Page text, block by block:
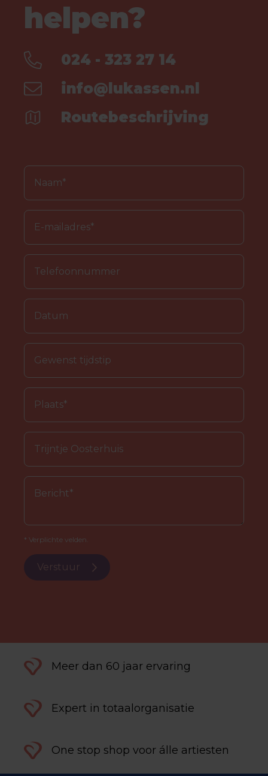
helpen?
024 - 323 27 14
info@lukassen.nl
Routebeschrijving
* Verplichte velden.
Verstuur
Meer dan 60 jaar ervaring
Expert in totaalorganisatie
One stop shop voor álle artiesten